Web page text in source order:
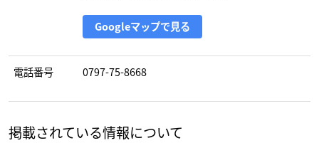
Googleマップで見る
電話番号 0797-75-8668
掲載されている情報について